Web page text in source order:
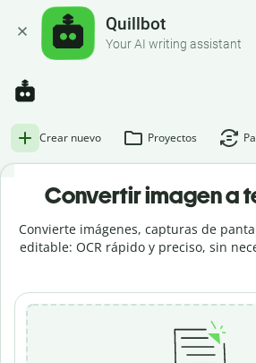
Quillbot
Your AI writing assistant
Crear nuevo Proyectos
Convertir imagen a
Convierte imágenes, capturas de
editable: OCR rápido y preciso, sin